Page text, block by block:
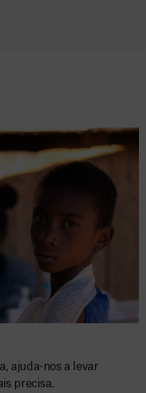
ajuda-nos a levar
precisa.